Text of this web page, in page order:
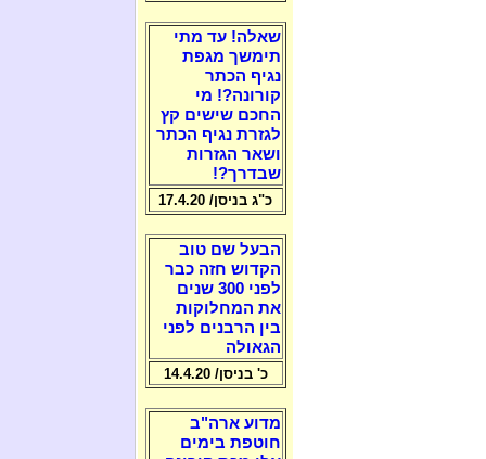
שאלה! עד מתי
תימשך מגפת
נגיף הכתר
קורונה?! מי
החכם שישים קץ
לגזרת נגיף הכתר
ושאר הגזרות
שבדרך?!
כ"ג בניסן/ 17.4.20
הבעל שם טוב
הקדוש חזה כבר
לפני 300 שנים
את המחלוקות
בין הרבנים לפני
הגאולה
כ' בניסן/ 14.4.20
מדוע ארה"ב
חוטפת בימים